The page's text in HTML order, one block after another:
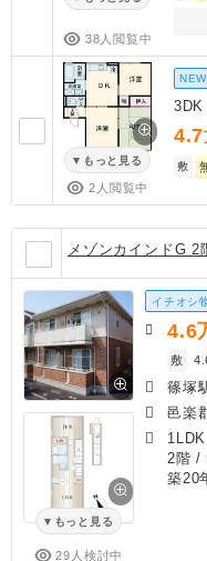
38人閲覧中
もっと見る
2人閲覧中
NEW
4.7
敷
メゾンカインドG 2
もっと見る
29人検討中
イチオシ
4.6
敷
篠塚
邑楽
1LDK
2階 /
築20